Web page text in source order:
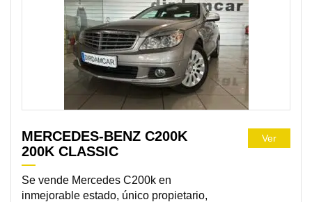
MERCEDES-BENZ C200K
200K CLASSIC
Se vende Mercedes C200k en
inmejorable estado, único propietario,
Ver